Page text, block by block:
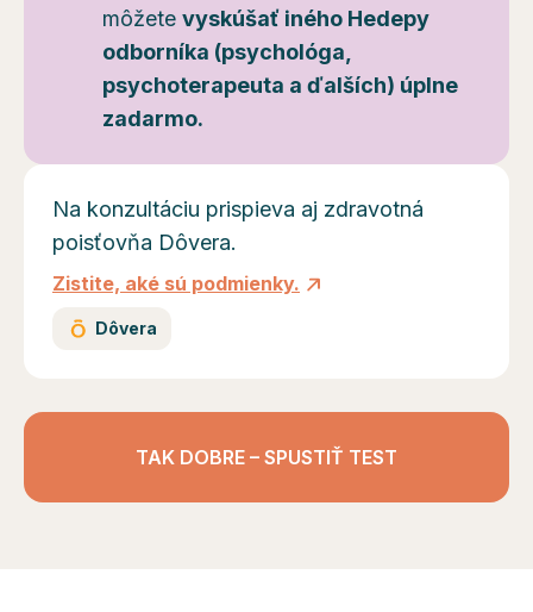
môžete vyskúšať iného Hedepy
odborníka (psychológa,
psychoterapeuta a ďalších) úplne
zadarmo.
Na konzultáciu prispieva aj zdravotná
poisťovňa Dôvera.
Zistite, aké sú podmienky.
Dôvera
TAK DOBRE – SPUSTIŤ TEST